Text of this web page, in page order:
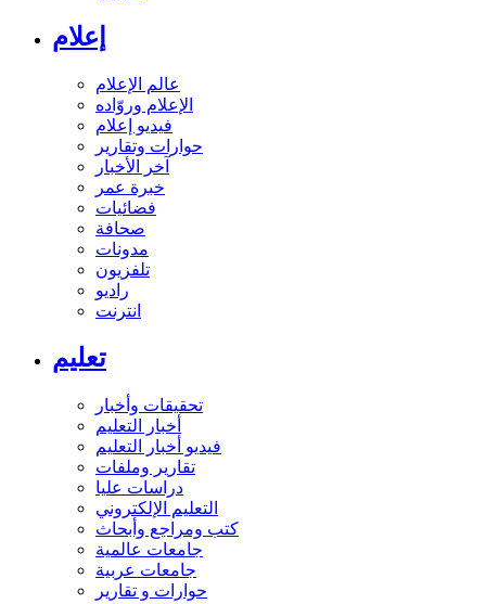
إعلام
عالم الإعلام
الإعلام وروّاده
فيديو إعلام
حوارات وتقارير
آخر الأخبار
خبرة عمر
فضائيات
صحافة
مدونات
تلفزيون
راديو
انترنت
تعليم
تحقيقات وأخبار
أخبار التعليم
فيديو أخبار التعليم
تقارير وملفات
دراسات عليا
التعليم الإلكتروني
كتب ومراجع وأبحاث
جامعات عالمية
جامعات عربية
حوارات و تقارير